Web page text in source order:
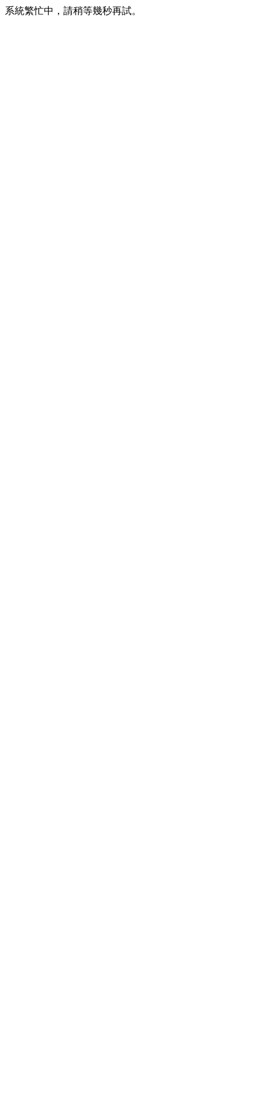
系統繁忙中，請稍等幾秒再試。